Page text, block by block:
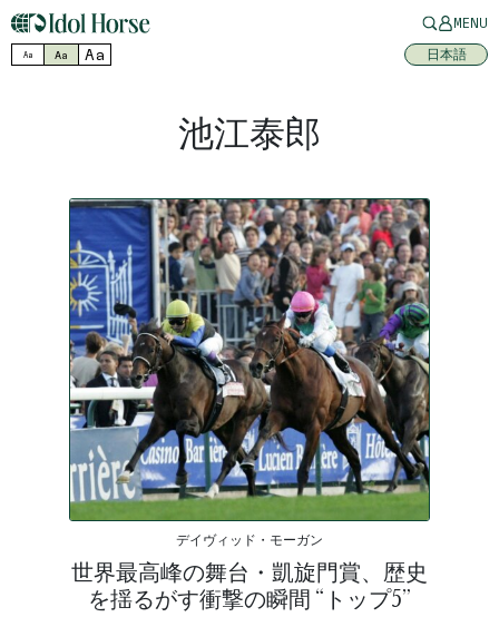
MENU
Aa Aa Aa 日本語
池江泰郎
デイヴィッド・モーガン
世界最高峰の舞台・凱旋門賞、歴史
を揺るがす衝撃の瞬間 “トップ5”